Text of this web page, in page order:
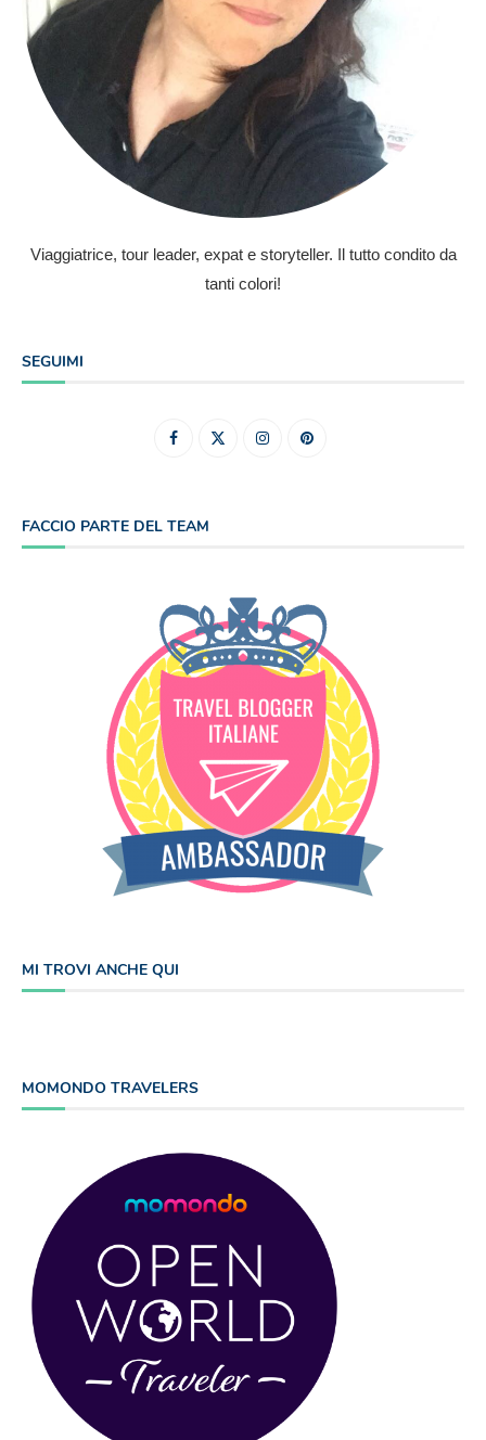
Viaggiatrice, tour leader, expat e storyteller. Il tutto condito da
tanti colori!
SEGUIMI
FACCIO PARTE DEL TEAM
MI TROVI ANCHE QUI
MOMONDO TRAVELERS